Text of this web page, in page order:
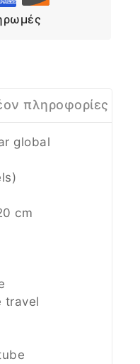
πληροφορίες
global
cm
travel